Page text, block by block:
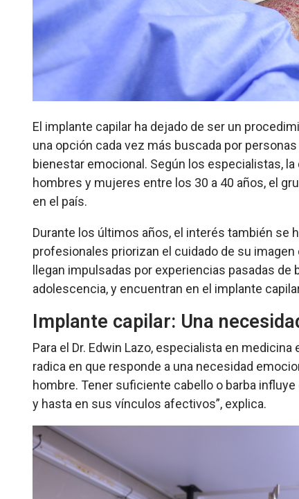
El implante capilar ha dejado de ser un
una opción cada vez más buscada por
bienestar emocional. Según los especialistas,
hombres y mujeres entre los 30 a 40 años, el
en el país.
Durante los últimos años, el interés también se
profesionales priorizan el cuidado de su
llegan impulsadas por experiencias pasadas
adolescencia, y encuentran en el implante
Implante capilar: Una
Para el Dr. Edwin Lazo, especialista en
radica en que responde a una necesidad
hombre. Tener suficiente cabello o barba
y hasta en sus vínculos afectivos”, explica.